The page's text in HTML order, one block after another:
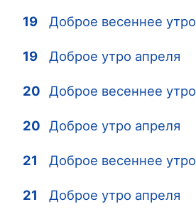
19 Доброе весеннее утро
19 Доброе утро апреля
20 Доброе весеннее утро
20 Доброе утро апреля
21 Доброе весеннее утро
21 Доброе утро апреля